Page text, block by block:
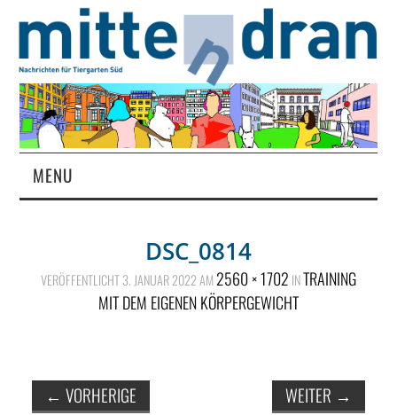
MENU
ÜBER UNS
NETZWERK
DSC_0814
VERÖFFENTLICHT3. JANUAR 2022AM2560 × 1702 INTRAINING
MIT DEM EIGENEN KÖRPERGEWICHT
← VORHERIGE WEITER →